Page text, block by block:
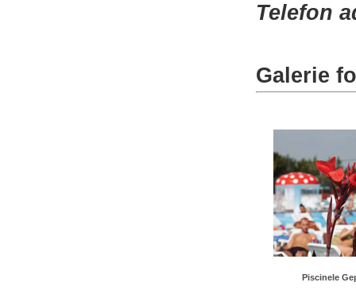
Telefon
Galerie
Piscinele